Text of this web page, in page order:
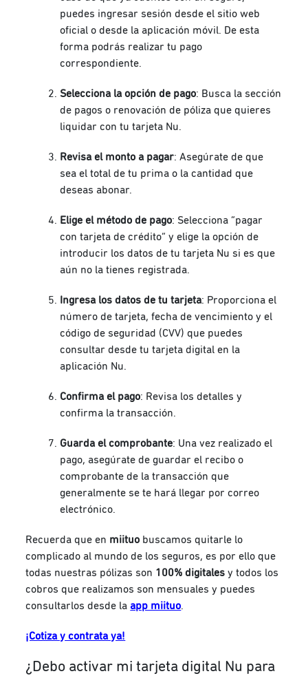
puedes ingresar sesión desde el sitio web
oficial o desde la aplicación móvil. De esta
forma podrás realizar tu pago
correspondiente.
Selecciona la opción de pago: Busca la sección
de pagos o renovación de póliza que quieres
liquidar con tu tarjeta Nu.
Revisa el monto a pagar: Asegúrate de que
sea el total de tu prima o la cantidad que
deseas abonar.
Elige el método de pago: Selecciona “pagar
con tarjeta de crédito” y elige la opción de
introducir los datos de tu tarjeta Nu si es que
aún no la tienes registrada.
Ingresa los datos de tu tarjeta: Proporciona el
número de tarjeta, fecha de vencimiento y el
código de seguridad (CVV) que puedes
consultar desde tu tarjeta digital en la
aplicación Nu.
Confirma el pago: Revisa los detalles y
confirma la transacción.
Guarda el comprobante: Una vez realizado el
pago, asegúrate de guardar el recibo o
comprobante de la transacción que
generalmente se te hará llegar por correo
electrónico.
Recuerda que en miituo buscamos quitarle lo
complicado al mundo de los seguros, es por ello que
todas nuestras pólizas son 100% digitalesy todos los
cobros que realizamos son mensuales y puedes
consultarlos desde la app miituo.
¡Cotiza y contrata ya!
¿Debo activar mi tarjeta digital Nu para